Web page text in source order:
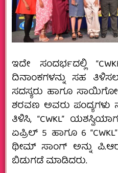
ಇದೇ ಸಂದರ್ಭದಲ್ಲಿ
ದಿನಾಂಕಗಳನ್ನು ಸಹ
ಸದಸ್ಯರು ಹಾಗೂ‌
ಶರವಣ ಅವರು
ತಿಳಿಸಿ, “CWKL”
ಏಪ್ರಿಲ್ 5 ಹಾಗೂ 6
ಥೀಮ್ ಸಾಂಗ್ ಅನ್ನು
ಬಿಡುಗಡೆ ಮಾಡಿದರು.